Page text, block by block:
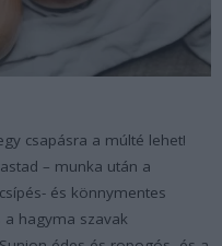
csapásra a múlté lehet!
– munka után a
és könnymentes
hagyma szavak